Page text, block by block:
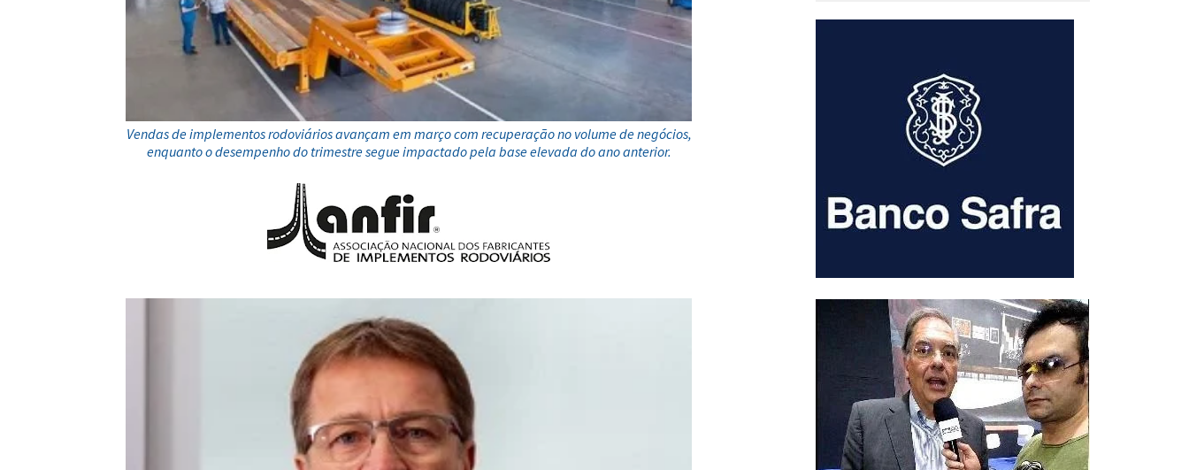
Vendas de implementos rodoviários avançam em março com recuperação no volume de negócios,
enquanto o desempenho do trimestre segue impactado pela base elevada do ano anterior.